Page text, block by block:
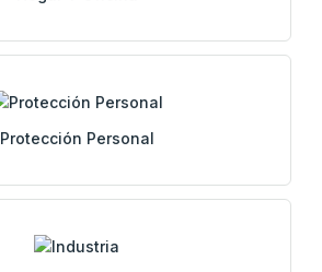
Protección Personal